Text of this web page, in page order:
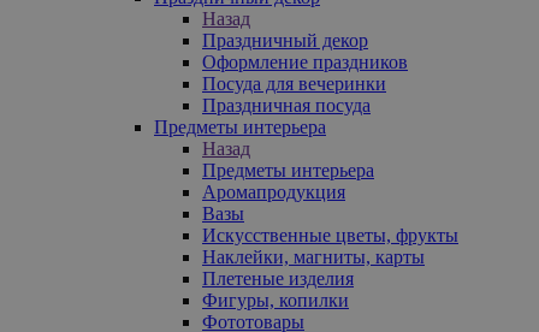
Назад
Праздничный декор
Оформление праздников
Посуда для вечеринки
Праздничная посуда
Предметы интерьера
Назад
Предметы интерьера
Аромапродукция
Вазы
Искусственные цветы, фрукты
Наклейки, магниты, карты
Плетеные изделия
Фигуры, копилки
Фототовары